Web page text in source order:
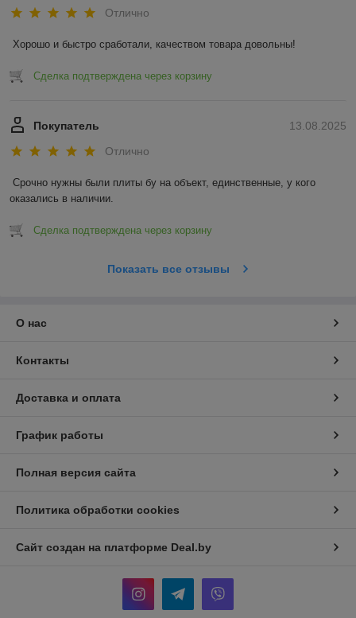
Отлично
Хорошо и быстро сработали, качеством товара довольны!
Сделка подтверждена через корзину
13.08.2025
Покупатель
Отлично
Срочно нужны были плиты бу на объект, единственные, у кого
оказались в наличии.
Сделка подтверждена через корзину
Показать все отзывы
О нас
Контакты
Доставка и оплата
График работы
Полная версия сайта
Политика обработки cookies
Сайт создан на платформе Deal.by